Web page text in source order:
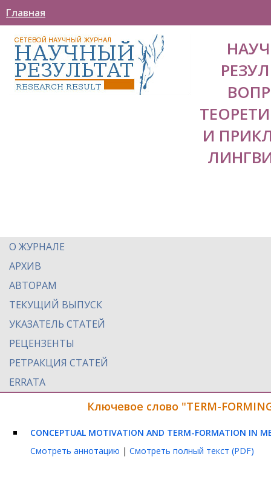
Главная
И
О ЖУРНАЛЕ
АРХИВ
АВТОРАМ
ТЕКУЩИЙ ВЫПУСК
УКАЗАТЕЛЬ СТАТЕЙ
РЕЦЕНЗЕНТЫ
РЕТРАКЦИЯ СТАТЕЙ
ERRATA
Ключевое слово "TERM-
CONCEPTUAL MOTIVATION AND TERM-FORMATION IN
Смотреть аннотацию | Смотреть полный текст (PDF)